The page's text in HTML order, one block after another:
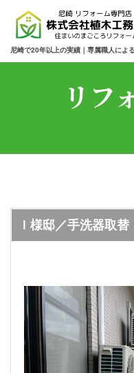
尼崎で20年以上の実績｜専属職人によ
リフ
Ｉ様邸／手洗器取